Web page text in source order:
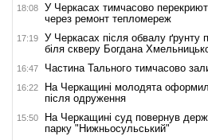
18:08
У Черкасах тимчасово
через ремонт тепломереж
17:19
У Черкасах після обвалу ґрунту
біля скверу Богдана
16:47 Частина Тального тимчасово
16:22
На Черкащині молодята
після одруження
15:50
На Черкащині суд повернув
парку "Нижньосульський"